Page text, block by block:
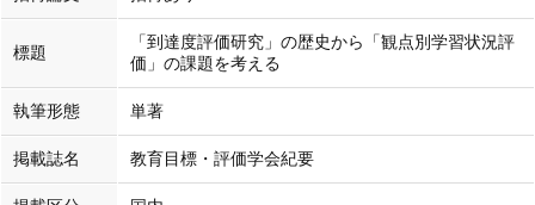
標題
「到達度評価研究」の歴史から「観点別学習状況評
価」の課題を考える
執筆形態 単著
掲載誌名 教育目標・評価学会紀要